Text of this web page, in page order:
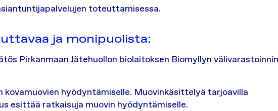
toteuttamisessa.
ja monipuolista:
Pirkanmaan Jätehuollon biolaitoksen Biomyllyn välivarastoinnin
kovamuovien hyödyntämiselle. Muovinkäsittelyä tarjoavilla
esittää ratkaisuja muovin hyödyntämiselle.